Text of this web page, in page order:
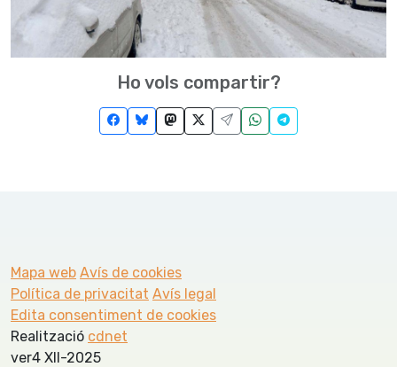
Ho vols compartir?
Mapa web Avís de cookies
Política de privacitat Avís legal
Edita consentiment de cookies
Realització cdnet
ver4 XII-2025